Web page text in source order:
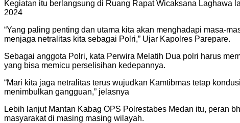
Kegiatan itu berlangsung di Ruang Rapat Wicaksana Laghawa
2024
“Yang paling penting dan utama kita akan menghadapi masa-
menjaga netralitas kita sebagai Polri,” Ujar Kapolres Parepare.
Sebagai anggota Polri, kata Perwira Melatih Dua polri harus
yang bisa memicu perselisihan kedepannya.
“Mari kita jaga netralitas terus wujudkan Kamtibmas tetap
menimbulkan gangguan,” jelasnya
Lebih lanjut Mantan Kabag OPS Polrestabes Medan itu, peran
masyarakat di masing masing wilayah.